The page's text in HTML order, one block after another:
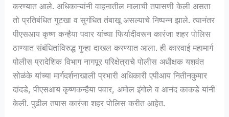
करण्यात आले. अधिकाऱ्यांनी वाहनातील मालाची तपासणी केली असता
तो प्रतिबंधित गुटखा व सुगंधित तंबाखू असल्याचे निष्पन्न झाले. त्यानंतर
पीएसआय कृष्ण कन्हैया पवार यांच्या फिर्यादीवरून कारंजा शहर पोलिस
ठाण्यात संबंधितांविरुद्ध गुन्हा दाखल करण्यात आला. ही कारवाई महामार्ग
पोलीस प्रादेशिक विभाग नागपूर परिक्षेत्राचे पोलीस अधीक्षक यशवंत
सोळंके यांच्या मार्गदर्शनाखाली प्रभारी अधिकारी एपीआय नितीनकुमार
दांदडे, पीएसआय कृष्णकन्हैया पवार, अमोल इंगोले व आनंद काकडे यांनी
केली. पुढील तपास कारंजा शहर पोलिस करीत आहेत.